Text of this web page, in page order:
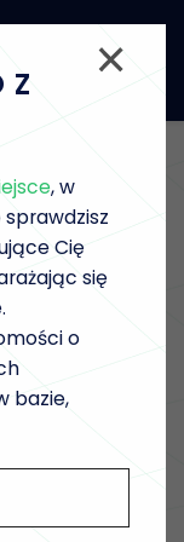
(PL)
z
, w
Cię
się
o
bazie,